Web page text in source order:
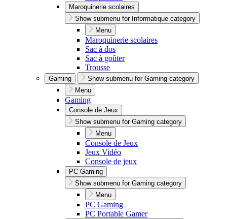
Maroquinerie scolaires
Show submenu for Informatique category
Menu
Maroquinerie scolaires
Sac à dos
Sac à goûter
Trousse
Gaming
Show submenu for Gaming category
Menu
Gaming
Console de Jeux
Show submenu for Gaming category
Menu
Console de Jeux
Jeux Vidéo
Console de jeux
PC Gaming
Show submenu for Gaming category
Menu
PC Gaming
PC Portable Gamer